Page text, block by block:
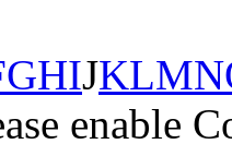
GHIJKLMN
enable